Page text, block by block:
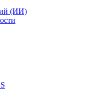
(ИИ)